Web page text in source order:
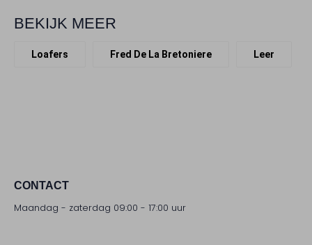
BEKIJK MEER
Loafers Fred De La Bretoniere Leer
CONTACT
Maandag - zaterdag 09:00 - 17:00 uur